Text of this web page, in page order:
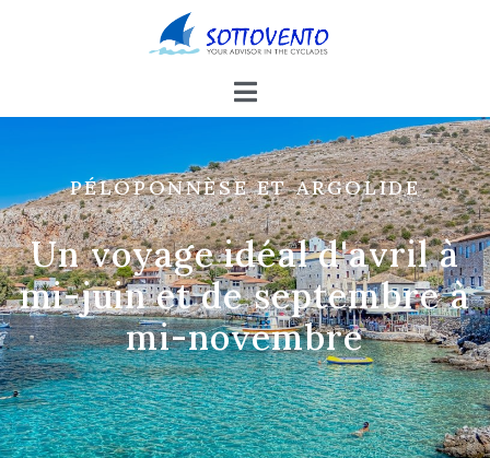
PÉLOPONNÈSE ET ARGOLIDE
Un voyage idéal d'avril à
mi-juin et de septembre à
mi-novembre